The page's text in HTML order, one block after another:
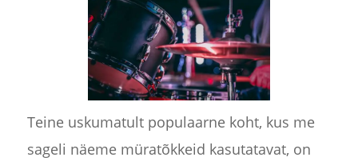
Teine uskumatult populaarne koht, kus me
sageli näeme müratõkkeid kasutatavat, on